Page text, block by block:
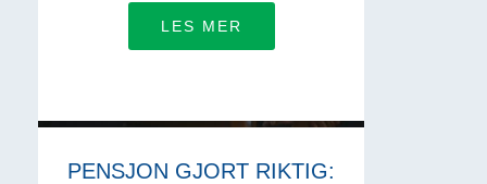
LES MER
PENSJON GJORT RIKTIG: